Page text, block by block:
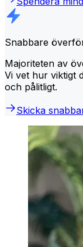
Snabbare
Majoriteten av
Vi vet hur viktigt
och pålitligt.
Skicka